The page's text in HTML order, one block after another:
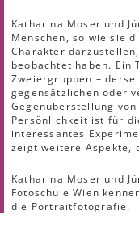
Katharina Moser und
Menschen, so wie sie
Charakter
beobachtet haben.
Zweiergruppen –
gegensätzlichen oder
Gegenüberstellung
Persönlichkeit ist für
interessantes
zeigt weitere Aspekte,
Katharina Moser und
Fotoschule Wien
die Portraitfotografie.